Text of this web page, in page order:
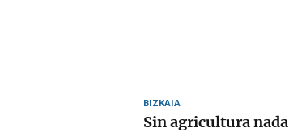
BIZKAIA
Sin agricultura nada